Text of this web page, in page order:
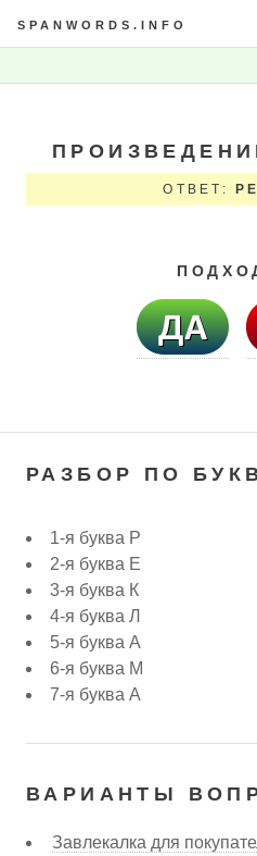
SPANWORDS.INFO
ОТВЕТ:
РАЗБОР ПО
1-я буква Р
2-я буква Е
3-я буква К
4-я буква Л
5-я буква А
6-я буква М
7-я буква А
ВАРИАНТЫ
Завлекалка для